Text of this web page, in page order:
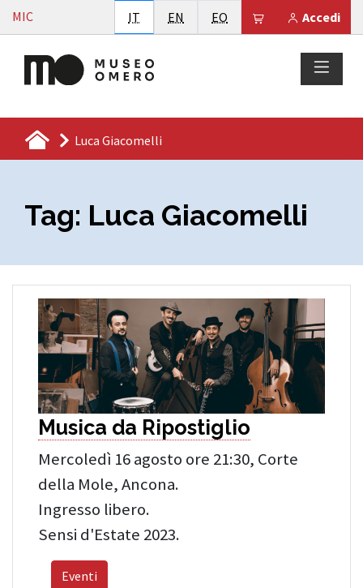
Vai al contenuto
MIC Accedi
Il tuo carrello è
IT Italiano
EN English
EO Esperanto
Luca Giacomelli
Tag: Luca Giacomelli
Musica da Ripostiglio
Mercoledì 16 agosto ore 21:30, Corte
della Mole, Ancona.
Ingresso libero.
Sensi d'Estate 2023.
Eventi